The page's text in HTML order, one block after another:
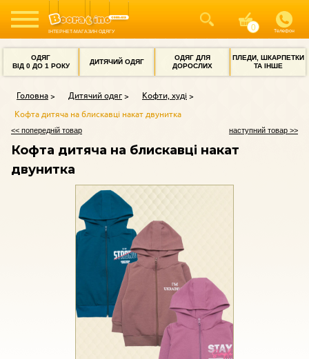
ІНТЕРНЕТ-МАГАЗИН ОДЯГУ Телефон
ОДЯГ
ВІД 0 ДО 1 РОКУ
ДИТЯЧИЙ ОДЯГ
ОДЯГ ДЛЯ
ДОРОСЛИХ
ПЛЕДИ, ШКАРПЕТКИ
ТА ІНШЕ
Головна Дитячий одяг
Кофти, худі
Кофта дитяча на блискавці накат двунитка
<< попередній товар наступний товар >>
Кофта дитяча на блискавці накат
двунитка